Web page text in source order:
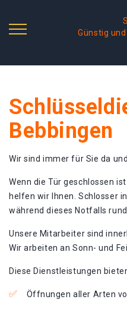
Günstig
Bebbingen
Wir sind immer für Sie da
Wenn die Tür geschlossen
helfen wir Ihnen. Schlosser
während dieses Notfalls rund
Unsere Mitarbeiter sind
Wir arbeiten an Sonn- und
Diese Dienstleistungen
Öffnungen aller Arten